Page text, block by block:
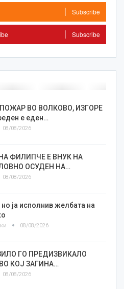
Subscribe
Subscribe
ВО ВОЛКОВО, ИЗГОРЕ
е еден…
08/08/2026
НА ФИЛИПЧЕ Е ВНУК НА
ОСУДЕН НА…
08/08/2026
ја исполнив желбата на
08/08/2026
ГО ПРЕДИЗВИКАЛО
КОЈ ЗАГИНА…
08/08/2026